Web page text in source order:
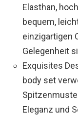
Elasthan,
bequem,
einzigartigen
Gelegenheit
Exquisites
body set
Eleganz und